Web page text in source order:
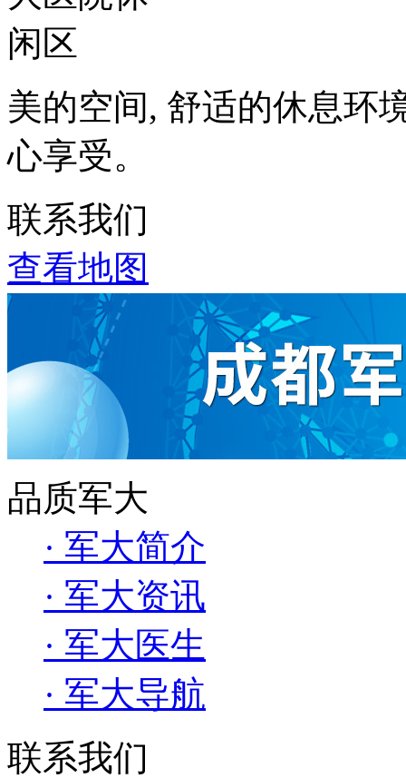
美的空间, 舒适的休息环
心享受。
联系我们
查看地图
品质军大
· 军大简介
· 军大资讯
· 军大医生
· 军大导航
联系我们